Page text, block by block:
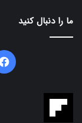
ما را دنبال کنید